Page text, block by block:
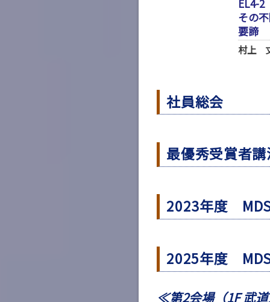
EL4-2
その
要諦
村上
社員総会
最優秀受賞者
2023年度
2025年度
≪第2会場（1F 武